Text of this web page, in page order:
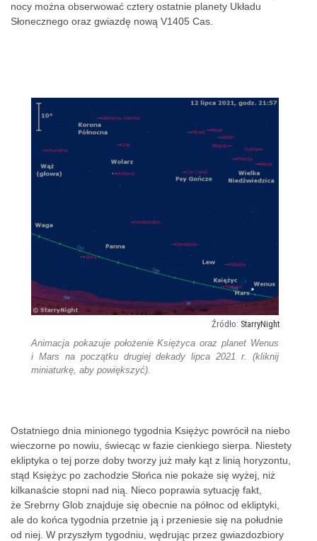
nocy można obserwować cztery ostatnie planety Układu
Słonecznego oraz gwiazdę nową V1405 Cas.
StarryNight
Animacja pokazuje położenie Księżyca oraz planet Wenus
i Mars na początku drugiej dekady lipca 2021 r. (kliknij
miniaturkę, aby powiększyć).
Ostatniego dnia minionego tygodnia Księżyc powrócił na niebo
wieczorne po nowiu, świecąc w fazie cienkiego sierpa. Niestety
ekliptyka o tej porze doby tworzy już mały kąt z linią horyzontu,
stąd Księżyc po zachodzie Słońca nie pokaże się wyżej, niż
kilkanaście stopni nad nią. Nieco poprawia sytuację fakt,
że Srebrny Glob znajduje się obecnie na północ od ekliptyki,
ale do końca tygodnia przetnie ją i przeniesie się na południe
od niej. W przyszłym tygodniu, wędrując przez gwiazdozbiory